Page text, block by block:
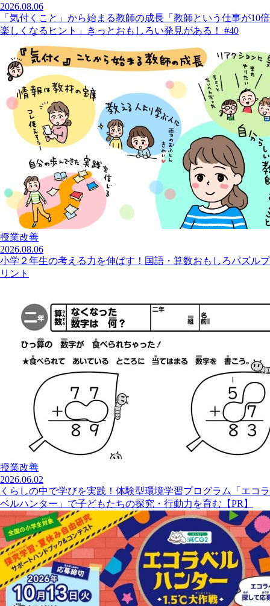
2026.08.06
「気付くこと」から始まる教師の成長「教師という仕事が10倍
楽しくなるヒント」きっとおもしろい発見がある！ #40
授業改善
2026.08.06
小学２年生の考える力を伸ばす！国語・算数おもしろパズルプ
リント
授業改善
2026.06.02
くらしの中で学びを実践！体験型環境学習プログラム「エコラ
ベルハンター」で子どもたちの探究・行動力を育む【PR】